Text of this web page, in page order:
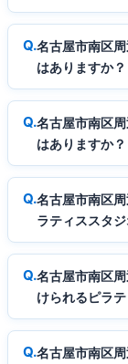
名古屋市南区
はありますか？
名古屋市南区
はありますか？
名古屋市南区
ラティススタ
名古屋市南区
けられるピラ
名古屋市南区